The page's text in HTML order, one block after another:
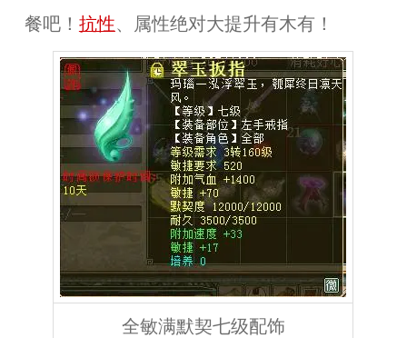
餐吧！ 抗性、属性绝对大提升有木有！
全敏满默契七级配饰